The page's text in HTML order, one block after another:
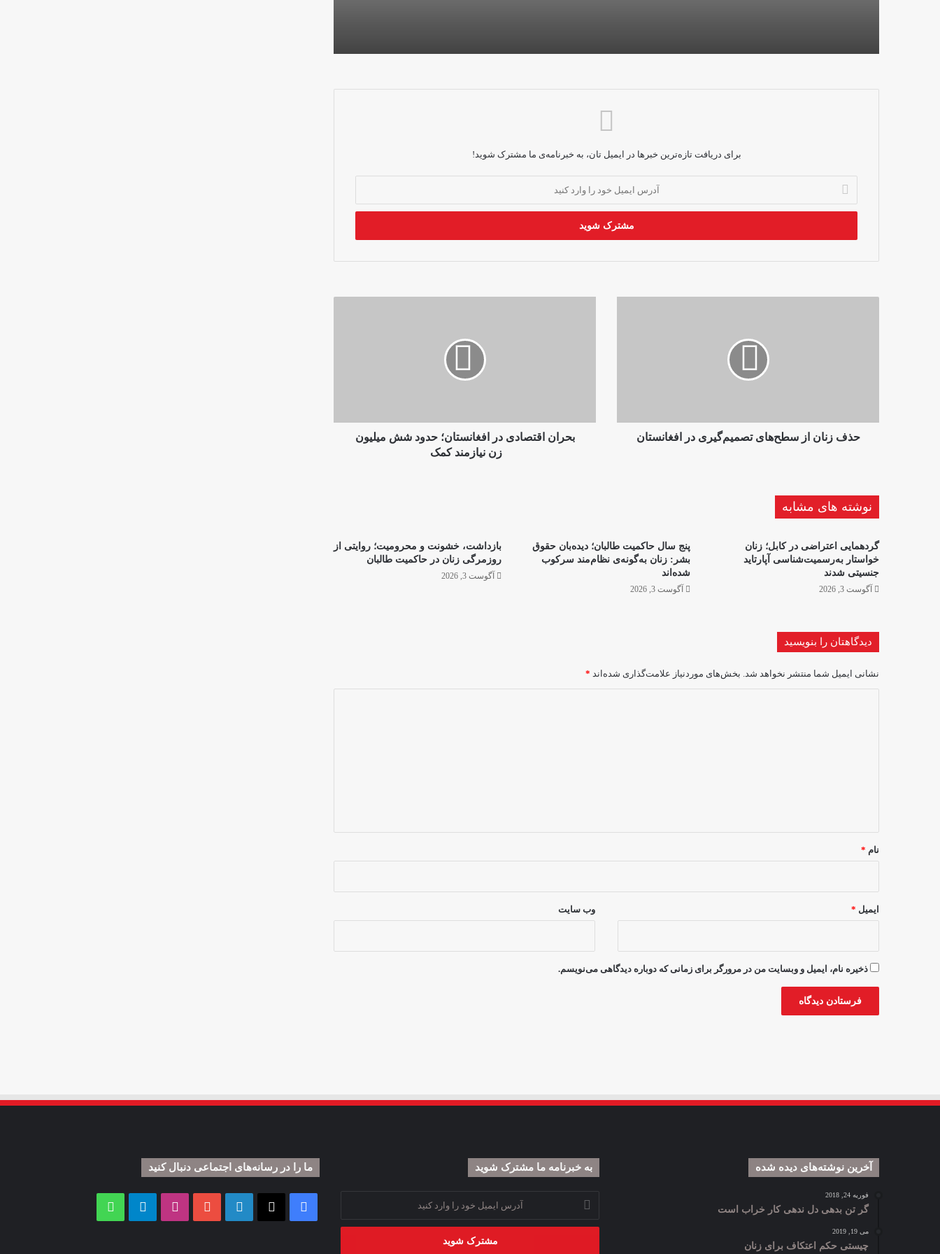
رواداری خواستار لغو ممنوعیت صدور ویزای
فمنا: طالبان ۱۷ زن را در هرات بازداشت
برای دریافت تازه‌ترین خبرها در ایمیل تان، به خبرنامه‌ی ما مشترک شوید!
ایمیل
خود
وارد
حذف زنان از سطح‌های تصمیم‌گیری در افغانستان
نیازمند
بحران اقتصادی در افغانستان؛ حدود شش میلیون
زن نیازمند کمک‌
نوشته های مشابه
گردهمایی اعتراضی در کابل؛ زنان
خواستار به‌رسمیت‌شناسی آپارتاید
جنسیتی شدند
آگوست 3, 2026
پنج سال حاکمیت طالبان؛ دیده‌بان حقوق
بشر: زنان به‌گونه‌ی نظام‌مند سرکوب
شده‌اند
آگوست 3, 2026
بازداشت، خشونت و محرومیت؛ روایتی از
روزمرگی زنان در حاکمیت طالبان
آگوست 3, 2026
دیدگاهتان را بنویسید
نشانی ایمیل شما منتشر نخواهد شد. بخش‌های موردنیاز علامت‌گذاری شده‌اند *
نام *
ایمیل * وب‌ سایت
ذخیره نام، ایمیل و وبسایت من در مرورگر برای زمانی که دوباره دیدگاهی می‌نویسم.
آخرین نوشته‌های دیده شده
فوریه 24, 2018
گر تن بدهی دل ندهی کار خراب است
می 19, 2019
چیستی حکم اعتکاف برای زنان
به خبرنامه‌‌ ما مشترک شوید
ایمیل
خود
ما را در رسانه‌های اجتماعی دنبال کنید
فیس
لینکدین یوتیوب اینستاگرامتلگرام